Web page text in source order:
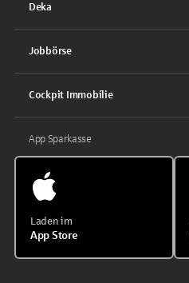
Deka
Jobbörse
Cockpit Immobilie
App Sparkasse
Laden im
App Store